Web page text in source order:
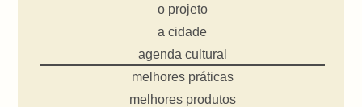
o projeto
a cidade
agenda cultural
melhores práticas
melhores produtos